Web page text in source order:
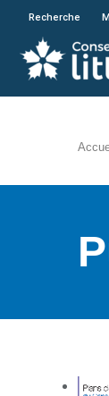
Recherche